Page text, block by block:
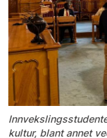
kultur, blant annet